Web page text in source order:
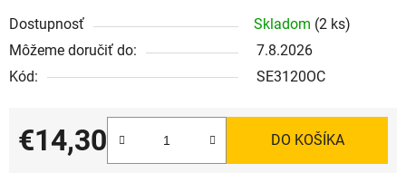
Dostupnosť Skladom (2 ks)
Môžeme doručiť do:
7.8.2026
Kód:
SE3120OC
€14,30
Jednotková cena:
DO KOŠÍKA